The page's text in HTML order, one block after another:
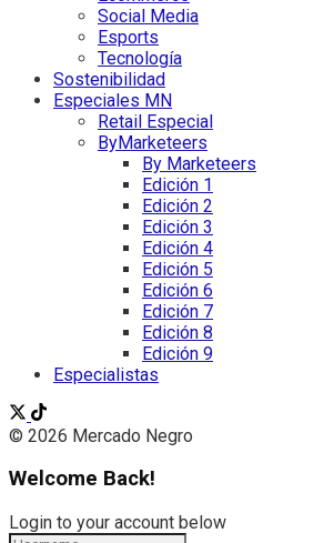
Social Media
Esports
Tecnología
Sostenibilidad
Especiales MN
Retail Especial
ByMarketeers
By Marketeers
Edición 1
Edición 2
Edición 3
Edición 4
Edición 5
Edición 6
Edición 7
Edición 8
Edición 9
Especialistas
© 2026 Mercado Negro
Welcome Back!
Login to your account below